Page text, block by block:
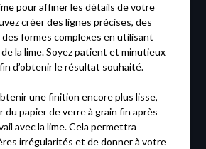
pour affiner les détails de votre
créer des lignes précises, des
formes complexes en utilisant
la lime. Soyez patient et minutieux
d’obtenir le résultat souhaité.
une finition encore plus lisse,
du papier de verre à grain fin après
avec la lime. Cela permettra
irrégularités et de donner à votre